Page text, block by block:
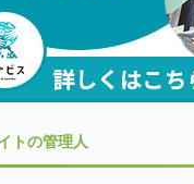
トの管理人